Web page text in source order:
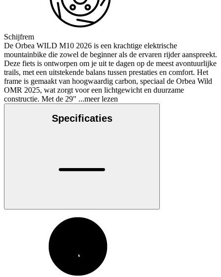
Schijfrem
De Orbea WILD M10 2026 is een krachtige elektrische
mountainbike die zowel de beginner als de ervaren rijder aanspreekt.
Deze fiets is ontworpen om je uit te dagen op de meest avontuurlijke
trails, met een uitstekende balans tussen prestaties en comfort. Het
frame is gemaakt van hoogwaardig carbon, speciaal de Orbea Wild
OMR 2025, wat zorgt voor een lichtgewicht en duurzame
constructie. Met de 29" ...meer lezen
Specificaties